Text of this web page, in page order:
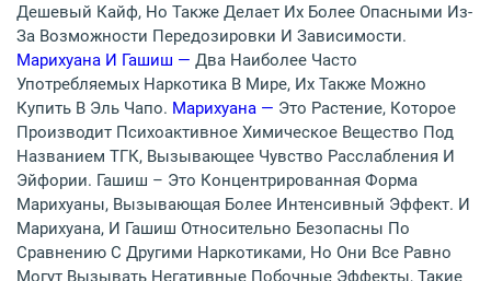
Дешевый Кайф, Но Также Делает Их Более Опасными Из-
За Возможности Передозировки И Зависимости.
Марихуана И Гашиш — Два Наиболее Часто
Употребляемых Наркотика В Мире, Их Также Можно
Купить В Эль Чапо. Марихуана — Это Растение, Которое
Производит Психоактивное Химическое Вещество Под
Названием ТГК, Вызывающее Чувство Расслабления И
Эйфории. Гашиш – Это Концентрированная Форма
Марихуаны, Вызывающая Более Интенсивный Эффект. И
Марихуана, И Гашиш Относительно Безопасны По
Сравнению С Другими Наркотиками, Но Они Все Равно
Могут Вызывать Негативные Побочные Эффекты, Такие